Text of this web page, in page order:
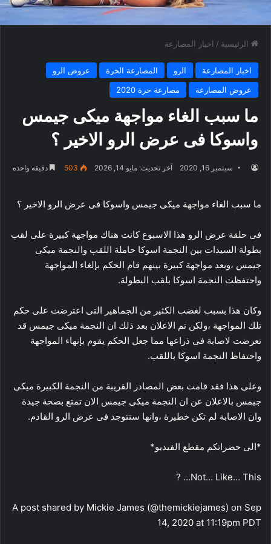
الرئيسية / اخبار المصارعة
اخبار المصارعة الرو المصارعة الحرة
عروض الرو
عروض المصارعة
مصارعة حرة 2020
ما سبب الغاء مواجهة ميكى جيمس
واسوكا فى عرض الرو الاخير ؟
سبتمبر 16, 2020 آخر تحديث: مايو 14, 2026 503 دقيقة واحدة
ما سبب الغاء مواجهة ميكى جيمس واسوكا فى عرض الرو الاخير ؟
فى حلقة عرض الرو هذا الاسبوع كانت هناك مواجهة كبيرة على لقب
بطولة السيدات بين النجمة اسوكا حاملة اللقب والنجمة ميكى
جيمس ،وبعد مواجهة كبيرة بينهم قام الحكم بإلغاء المواجهة
واحتفظت النجمة اسوكا بلقب البطولة.
وكان هذا بسبب لغضب الكثير من الجماهير التى اعترضت على حكم
تلك المواجهة ،ولكن تم الاعلان بعد ذلك ان النجمة ميكى جيمس قد
تعرضت لاصابة فى ذراعها مما جعل الحكم يقوم بإنهاء المواجهة
واحتفاظ النجمة اسوكا باللقب.
وعلى هذا فقد قامت بعض المصادر القريبة من النجمة الكبيرة ميكى
جيمس بالاعلان عن ان النجمة ميكى جيمس الان تمتع بصحة جيدة
وان الاصابة لم تكن خطيرة ،وانها ستتوجد فى عرض الرو القادم.
*الى حضراتكم مقطع الفيديو*
Not… Like… This… ?
A post shared by Mickie James (@themickiejames) on Sep
14, 2020 at 11:19pm PDT